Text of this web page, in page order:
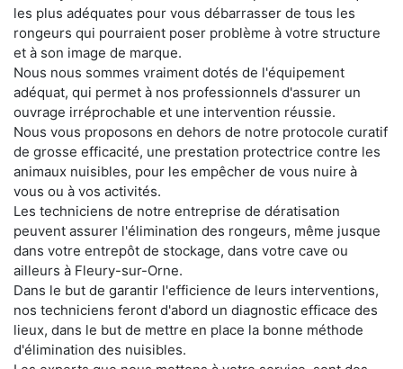
les plus adéquates pour vous débarrasser de tous les
rongeurs qui pourraient poser problème à votre structure
et à son image de marque.
Nous nous sommes vraiment dotés de l'équipement
adéquat, qui permet à nos professionnels d'assurer un
ouvrage irréprochable et une intervention réussie.
Nous vous proposons en dehors de notre protocole curatif
de grosse efficacité, une prestation protectrice contre les
animaux nuisibles, pour les empêcher de vous nuire à
vous ou à vos activités.
Les techniciens de notre entreprise de dératisation
peuvent assurer l'élimination des rongeurs, même jusque
dans votre entrepôt de stockage, dans votre cave ou
ailleurs à Fleury-sur-Orne.
Dans le but de garantir l'efficience de leurs interventions,
nos techniciens feront d'abord un diagnostic efficace des
lieux, dans le but de mettre en place la bonne méthode
d'élimination des nuisibles.